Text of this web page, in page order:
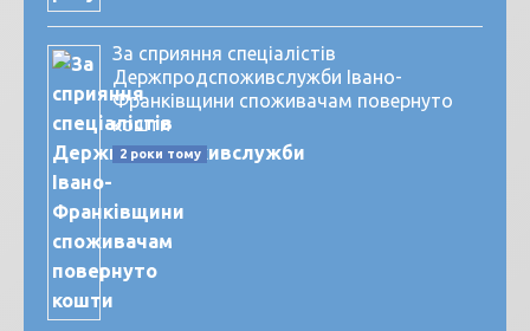
За сприяння спеціалістів
Держпродспоживслужби Івано-
Франківщини споживачам повернуто
кошти
2 роки тому